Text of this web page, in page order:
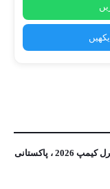
جنوبی کوریا میں مکمل فنڈڈ کلچرل کیمپ 2026 ، پاکستانی